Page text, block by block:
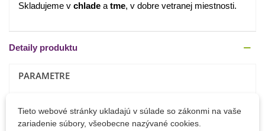
Skladujeme v chlade a tme, v dobre vetranej miestnosti.
Detaily produktu
PARAMETRE
Jún
Máj
Tieto webové stránky ukladajú v súlade so zákonmi na vaše
zariadenie súbory, všeobecne nazývané cookies.